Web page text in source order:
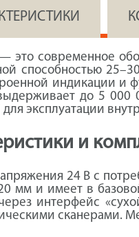
это современное
способностью
индикации и
до 5
эксплуатации
и
24 В с
мм и имеет в
интерфейс
сканерами.